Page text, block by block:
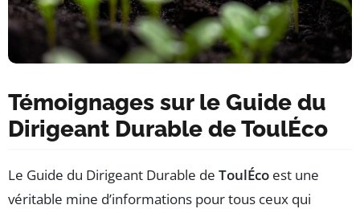
Témoignages sur le Guide du
Dirigeant Durable de ToulÉco
Le Guide du Dirigeant Durable de ToulÉco est une
véritable mine d’informations pour tous ceux qui